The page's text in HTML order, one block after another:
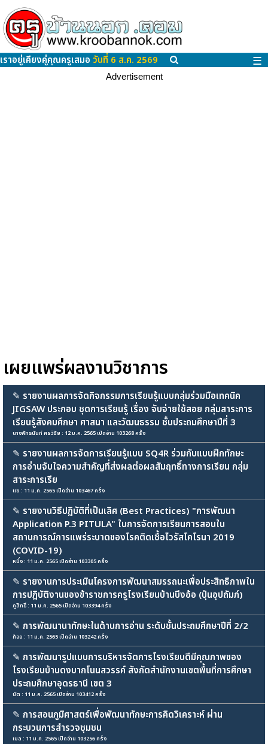
เราอยู่เคียงคู่คุณครูเสมอ วันที่ 6 ส.ค. 2569 ☰
Advertisement
เผยแพร่ผลงานวิชาการ
✎ รายงานผลการจัดกิจกรรมการเรียนรู้แบบกลุ่มร่วมมือเทคนิค
JIGSAW ประกอบ ชุดการเรียนรู้ เรื่อง จับจ่ายใช้สอย กลุ่มสาระการ
เรียนรู้สังคมศึกษา ศาสนา และวัฒนธรรม ชั้นประถมศึกษาปีที่ 3
นางพัทธนันท์ ศรวิชัย : 12 ม.ค. 2565 เปิดอ่าน 103268 ครั้ง
✎ รายงานผลการจัดการเรียนรู้แบบ SQ4R ร่วมกับแบบฝึกทักษะ
การอ่านจับใจความสำคัญที่ส่งผลต่อผลสัมฤทธิ์ทางการเรียน กลุ่ม
สาระการเรีย
แข : 11 ม.ค. 2565 เปิดอ่าน 103467 ครั้ง
✎ รายงานวิธีปฏิบัติที่เป็นเลิศ (Best Practices) "การพัฒนา
Application P.3 PITULA" ในการจัดการเรียนการสอนใน
สถานการณ์การแพร่ระบาดของโรคติดเชื้อไวรัสโคโรนา 2019
(COVID-19)
หนึ่ง : 11 ม.ค. 2565 เปิดอ่าน 103305 ครั้ง
✎ รายงานการประเมินโครงการพัฒนาสมรรถนะเพื่อประสิทธิภาพใน
การปฏิบัติงานของข้าราชการครูโรงเรียนบ้านบึงอ้อ (ปุ่นอุปถัมภ์)
ภูสิทธิ์ : 11 ม.ค. 2565 เปิดอ่าน 103394 ครั้ง
✎ การพัฒนานาทักษะในด้านการอ่าน ระดับชั้นประถมศึกษาปีที่ 2/2
ก้อย : 11 ม.ค. 2565 เปิดอ่าน 103242 ครั้ง
✎ การพัฒนารูปแบบการบริหารจัดการโรงเรียนดีมีคุณภาพของ
โรงเรียนบ้านดงบากโนนสวรรค์ สังกัดสำนักงานเขตพื้นที่การศึกษา
ประถมศึกษาอุดรธานี เขต 3
นัต : 11 ม.ค. 2565 เปิดอ่าน 103412 ครั้ง
✎ การสอนภูมิศาสตร์เพื่อพัฒนาทักษะการคิดวิเคราะห์ ผ่าน
กระบวนการสำรวจชุมชน
เบล : 11 ม.ค. 2565 เปิดอ่าน 103256 ครั้ง